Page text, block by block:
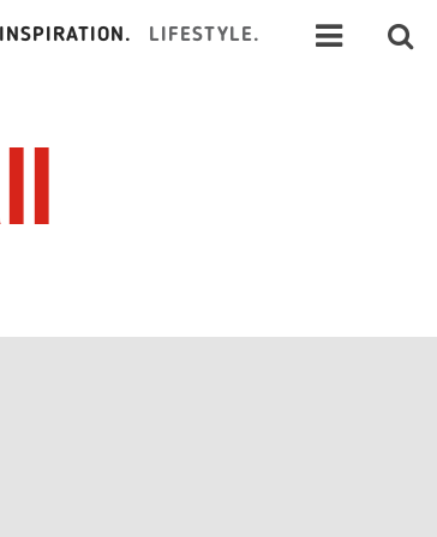
INSPIRATION. LIFESTYLE.